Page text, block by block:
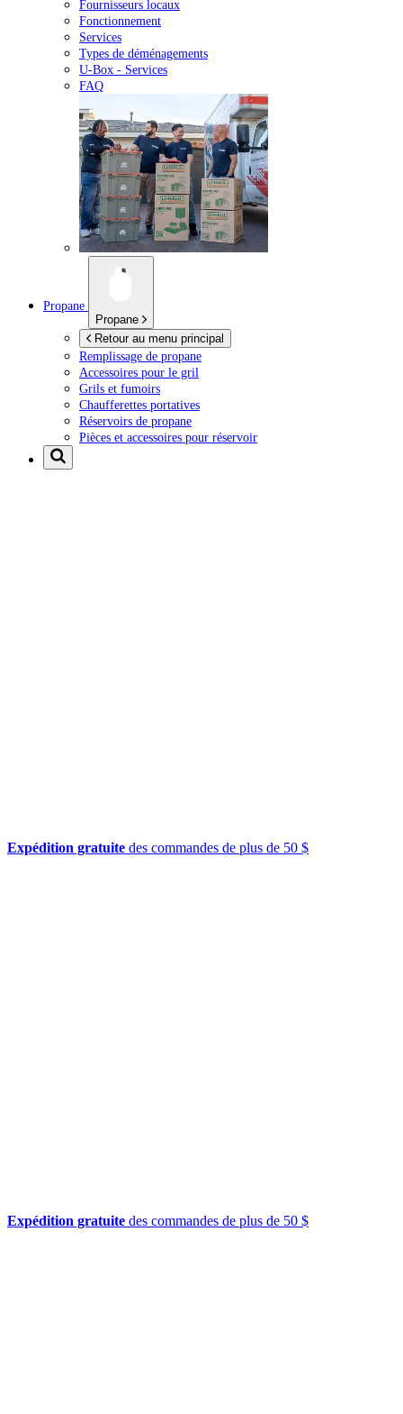
Fournisseurs locaux
Fonctionnement
Services
Types de déménagements
U-Box - Services
FAQ
Propane
Propane
Retour au menu principal
Remplissage de propane
Accessoires pour le gril
Grils et fumoirs
Chaufferettes portatives
Réservoirs de propane
Pièces et accessoires pour réservoir
Expédition gratuite des commandes de plus de 50 $
Expédition gratuite des commandes de plus de 50 $